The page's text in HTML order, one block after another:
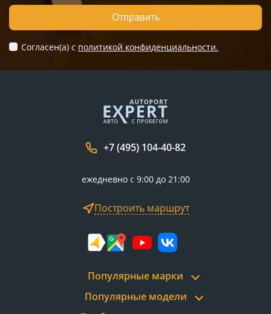
Отправить
Согласен(а) c политикой конфиденциальности.
+7 (495) 104-40-82
ежедневно с 9:00 до 21:00
Построить маршрут
Популярные марки
Популярные модели